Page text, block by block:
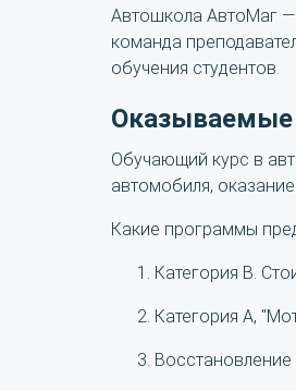
Автошкола АвтоМаг
команда
обучения студентов.
Оказываемые
Обучающий курс в
автомобиля,
Какие программы
Категория В.
Категория А,